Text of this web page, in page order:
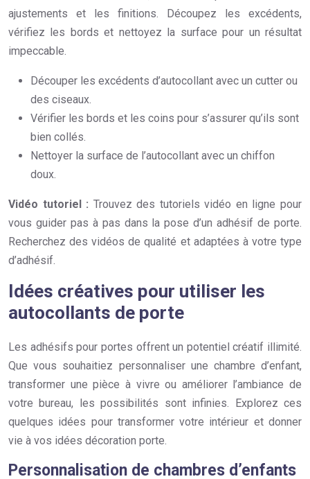
ajustements et les finitions. Découpez les excédents,
vérifiez les bords et nettoyez la surface pour un résultat
impeccable.
Découper les excédents d’autocollant avec un cutter ou
des ciseaux.
Vérifier les bords et les coins pour s’assurer qu’ils sont
bien collés.
Nettoyer la surface de l’autocollant avec un chiffon
doux.
Vidéo tutoriel : Trouvez des tutoriels vidéo en ligne pour
vous guider pas à pas dans la pose d’un adhésif de porte.
Recherchez des vidéos de qualité et adaptées à votre type
d’adhésif.
Idées créatives pour utiliser les
autocollants de porte
Les adhésifs pour portes offrent un potentiel créatif illimité.
Que vous souhaitiez personnaliser une chambre d’enfant,
transformer une pièce à vivre ou améliorer l’ambiance de
votre bureau, les possibilités sont infinies. Explorez ces
quelques idées pour transformer votre intérieur et donner
vie à vos idées décoration porte.
Personnalisation de chambres d’enfants